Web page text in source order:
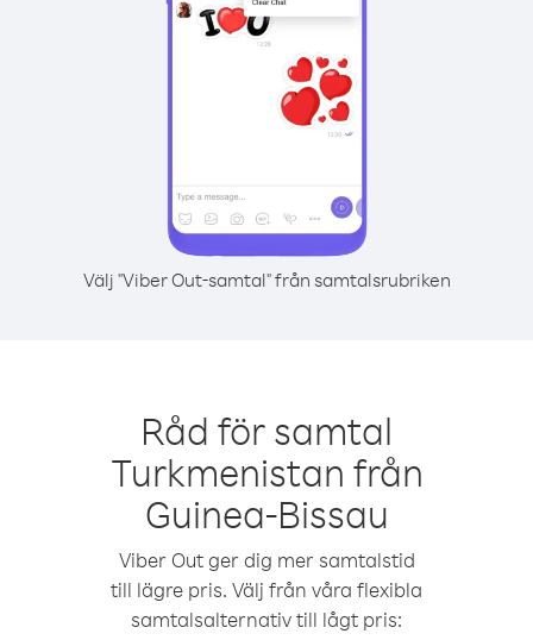
Välj "Viber Out-samtal" från samtalsrubriken
Råd för samtal
Turkmenistan från
Guinea-Bissau
Viber Out ger dig mer samtalstid
till lägre pris. Välj från våra flexibla
samtalsalternativ till lågt pris: